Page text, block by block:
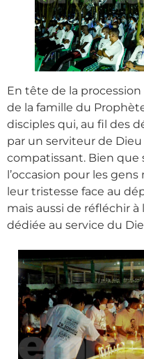
En tête de la
de la famille du
disciples qui, au fil des
par un serviteur de
compatissant. Bien que
l’occasion pour les
leur tristesse face au
mais aussi de réfléchir
dédiée au service du